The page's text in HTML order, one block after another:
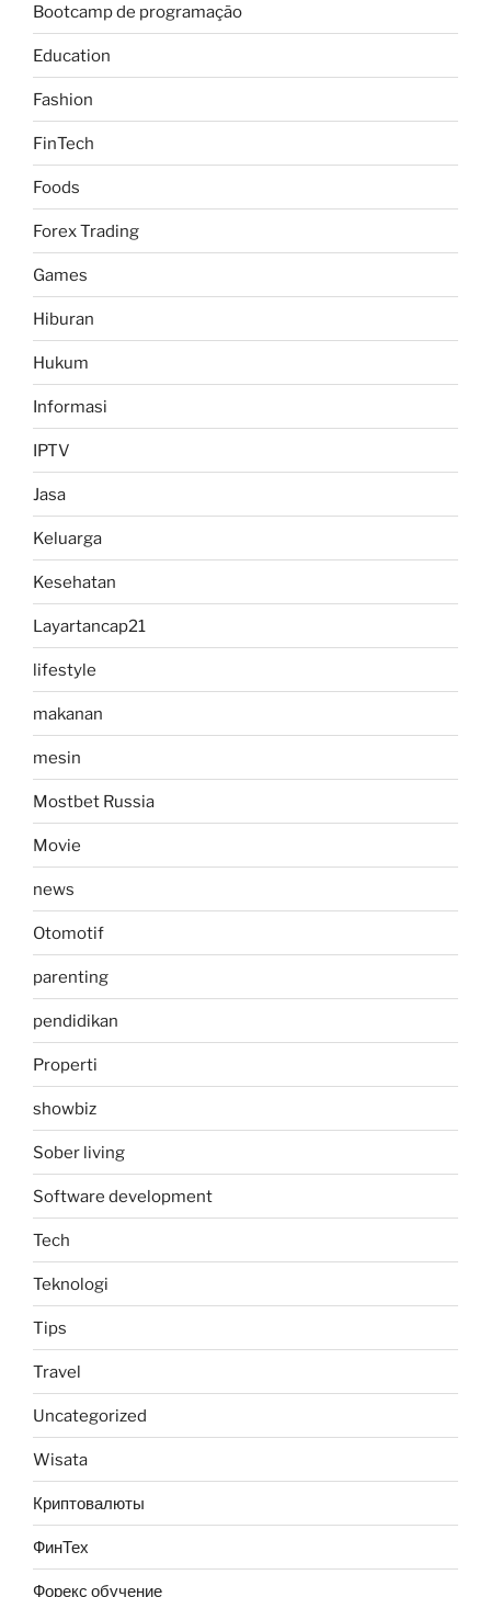
Bootcamp de programação
Education
Fashion
FinTech
Foods
Forex Trading
Games
Hiburan
Hukum
Informasi
IPTV
Jasa
Keluarga
Kesehatan
Layartancap21
lifestyle
makanan
mesin
Mostbet Russia
Movie
news
Otomotif
parenting
pendidikan
Properti
showbiz
Sober living
Software development
Tech
Teknologi
Tips
Travel
Uncategorized
Wisata
Криптовалюты
ФинТех
Форекс обучение